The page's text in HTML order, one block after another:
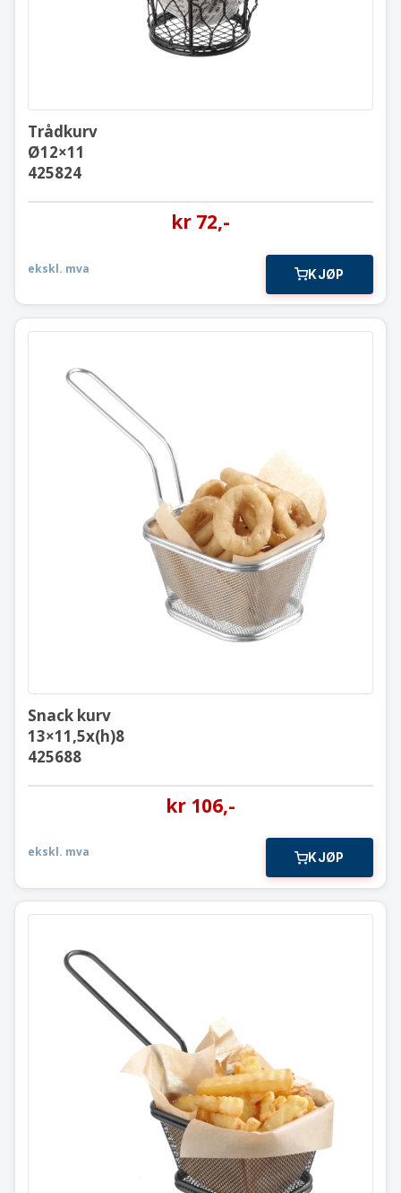
Trådkurv
Ø12×11
425824
kr 72,-
ekskl. mva KJØP
Snack kurv
13×11,5x(h)8
425688
Snack kurv
13×11,5x(h)8
425688
kr 106,-
ekskl. mva KJØP
Snack kurv
13×11,5x(h)8
425695